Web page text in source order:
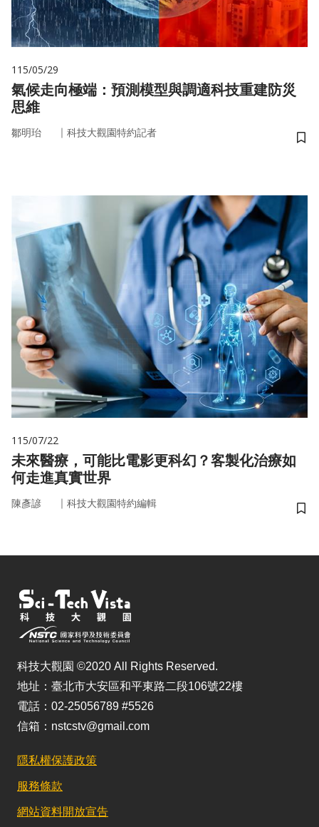
115/05/29
氣候走向極端：預測模型與調適科技重建防災
思維
鄒明珆 ｜ 科技大觀園特約記者
儲
115/07/22
未來醫療，可能比電影更科幻？客製化治療如
何走進真實世界
陳彥諺 ｜ 科技大觀園特約編輯
儲
科技大觀園 ©2020 All Rights Reserved.
地址：臺北市大安區和平東路二段106號22樓
電話：02-25056789 #5526
信箱：nstcstv@gmail.com
隱私權保護政策
服務條款
網站資料開放宣告